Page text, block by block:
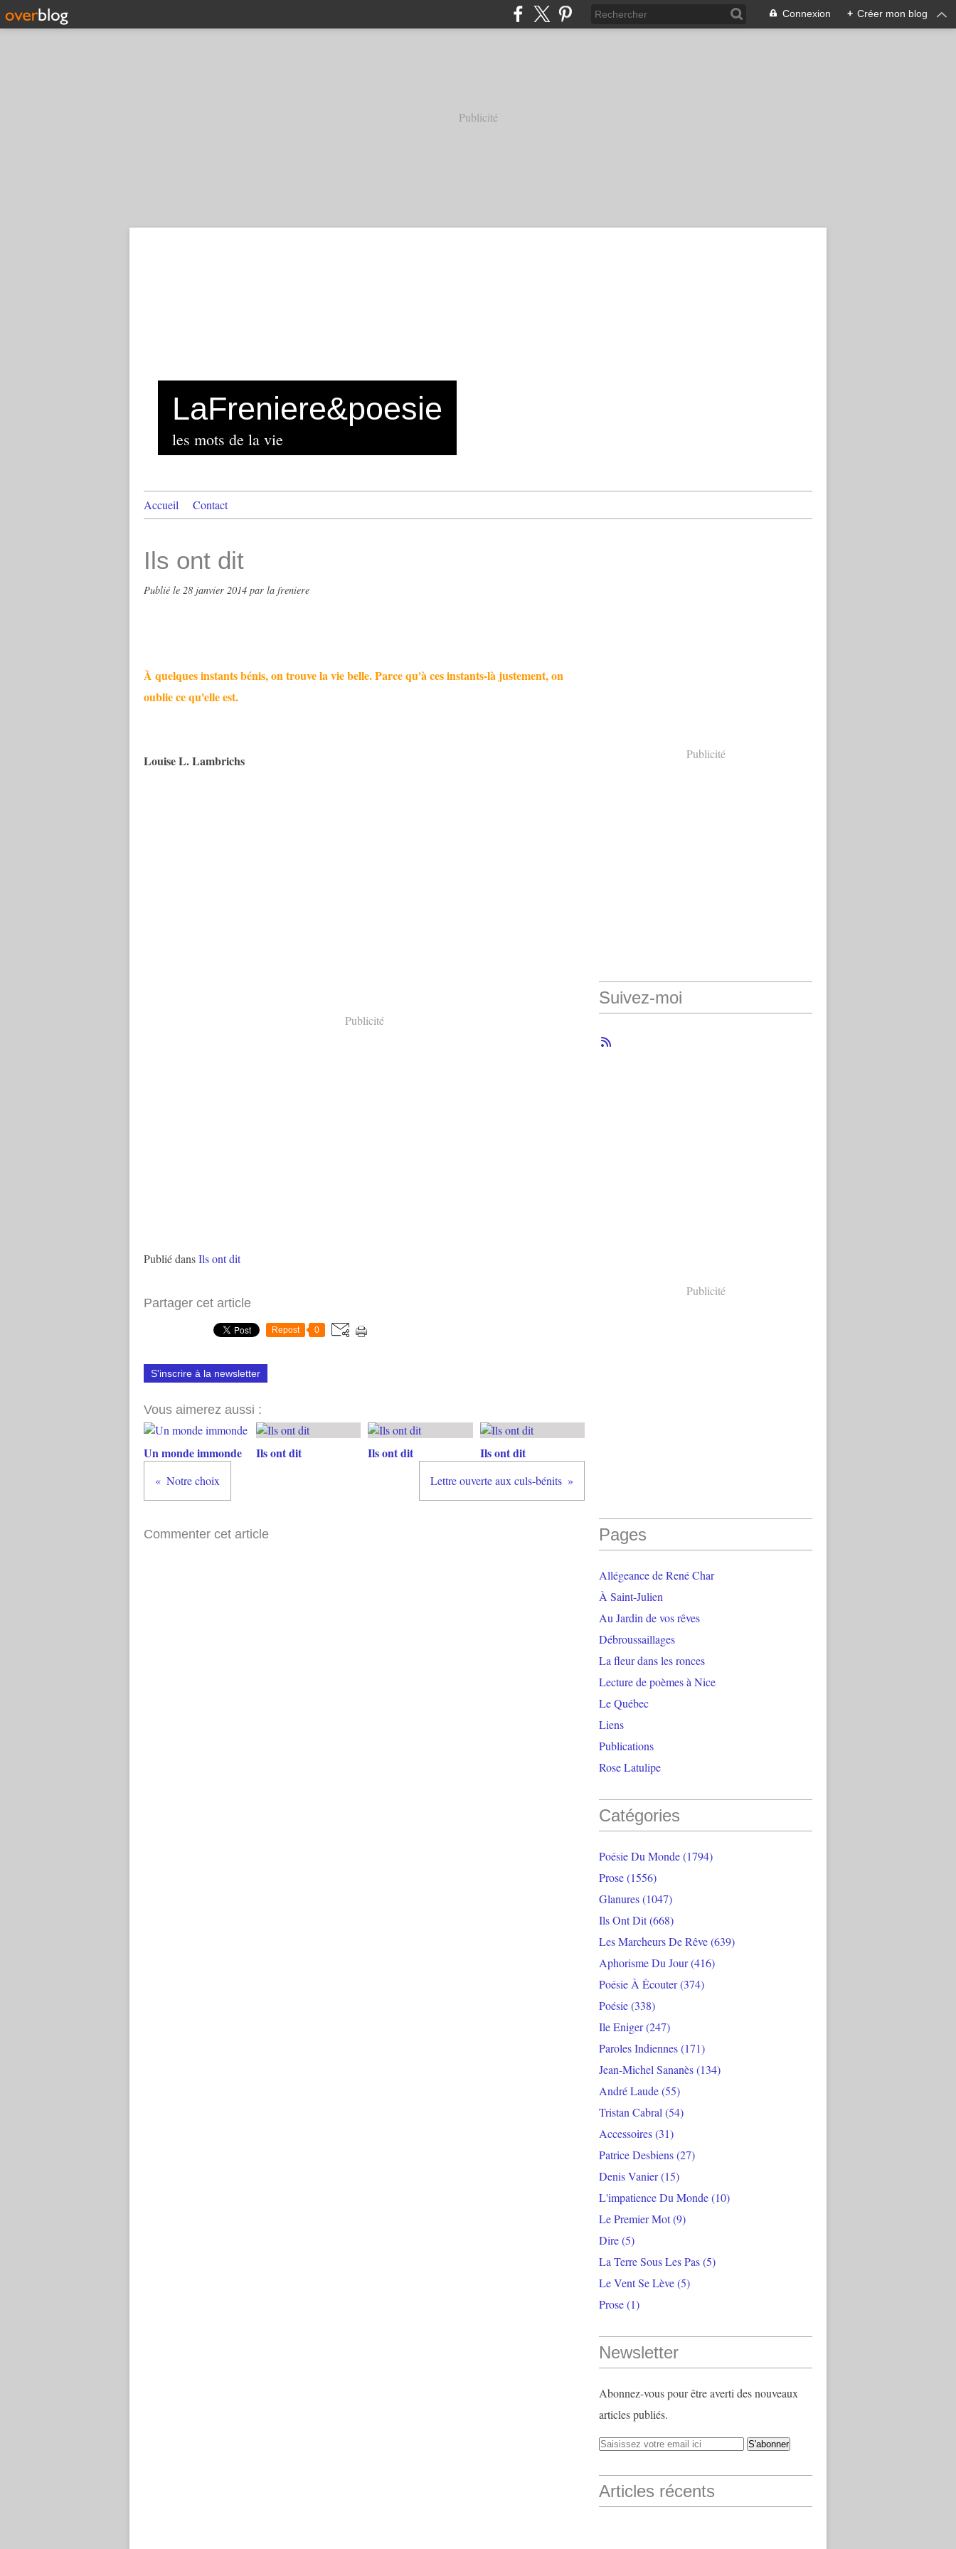
Connexion + Créer mon blog
Publicité
LaFreniere&poesie
les mots de la vie
Accueil Contact
Ils ont dit
Publié le 28 janvier 2014 par la freniere
À quelques instants bénis, on trouve la vie belle. Parce qu'à ces instants-là justement, on
oublie ce qu'elle est.
Louise L. Lambrichs
Publicité
Publié dansIls ont dit
Partager cet article
Repost 0
S'inscrire à la newsletter
Vous aimerez aussi :
Un monde immonde Ils ont dit Ils ont dit Ils ont dit
Notre choix Lettre ouverte aux culs-bénits
Commenter cet article
Publicité
Suivez-moi
Publicité
Pages
Allégeance de René Char
À Saint-Julien
Au Jardin de vos rêves
Débroussaillages
La fleur dans les ronces
Lecture de poèmes à Nice
Le Québec
Liens
Publications
Rose Latulipe
Catégories
Poésie Du Monde(1794)
Prose(1556)
Glanures(1047)
Ils Ont Dit(668)
Les Marcheurs De Rêve(639)
Aphorisme Du Jour(416)
Poésie À Écouter(374)
Poésie(338)
Ile Eniger(247)
Paroles Indiennes(171)
Jean-Michel Sananès(134)
André Laude(55)
Tristan Cabral (54)
Accessoires(31)
Patrice Desbiens(27)
Denis Vanier(15)
L'impatience Du Monde(10)
Le Premier Mot(9)
Dire(5)
La Terre Sous Les Pas(5)
Le Vent Se Lève(5)
Prose(1)
Newsletter
Abonnez-vous pour être averti des nouveaux
articles publiés.
Articles récents